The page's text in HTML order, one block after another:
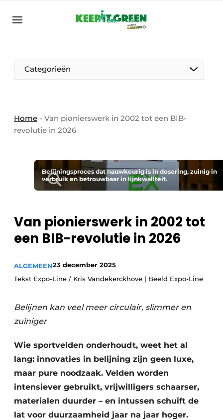
NL ENG FR
Categorieën
Home - Van pionierswerk in 2002 tot een BIB-
revolutie in 2026
Belijningsproces dat nauwkeurig is in dosering, zuinig in
verbruik en betrouwbaar in lijnkwaliteit.
Van pionierswerk in 2002 tot
een BIB-revolutie in 2026
ALGEMEEN23 december 2025
Tekst Expo-Line / Kris Vandekerckhove | Beeld Expo-Line
Belijnen kan veel meer circulair, slimmer en
zuiniger
Wie sportvelden onderhoudt, weet het al
lang: innovaties in belijning zijn geen luxe,
maar pure noodzaak. Velden worden
intensiever gebruikt, vrijwilligers schaarser,
materialen duurder – en intussen schuift de
lat voor duurzaamheid jaar na jaar hoger.